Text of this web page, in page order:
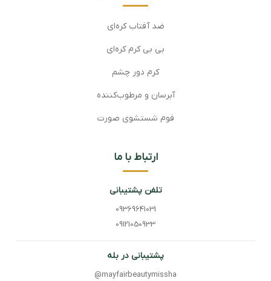
ضد آفتاب کره‌ای
بی بی کرم کره‌ای
کرم دور چشم
آبرسان و مرطوب‌کننده
فوم شستشوی صورت
ارتباط با ما
تلفن پشتیبانی
09369641031
09121050933
پشتیبانی در بله
@mayfairbeautymissha